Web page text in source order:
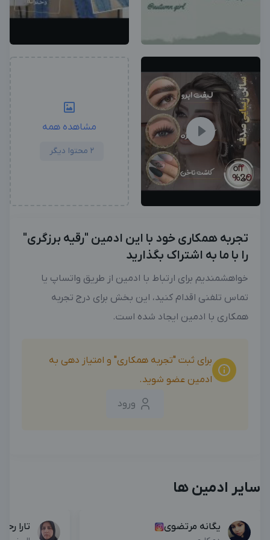
مشاهده همه
2 محتوا دیگر
تجربه همکاری خود با این ادمین "رقیه برزگری"
را با ما به اشتراک بگذارید
خواهشمندیم برای ارتباط با ادمین از طریق واتساپ یا
تماس تلفنی اقدام کنید، این بخش برای درج تجربه
همکاری با ادمین ایجاد شده است.
برای ثبت "تجربه همکاری" و امتیاز دهی به
ادمین عضو شوید.
ورود
سایر ادمین ها
یگانه مرتضوی تارا
بزرگترین پیج ادمینی بزرگترین کانال ادمینی